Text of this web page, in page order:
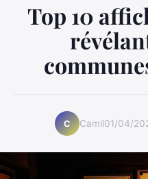
Top 10
C Camil01/04/